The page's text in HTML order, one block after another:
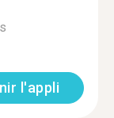
l'appli